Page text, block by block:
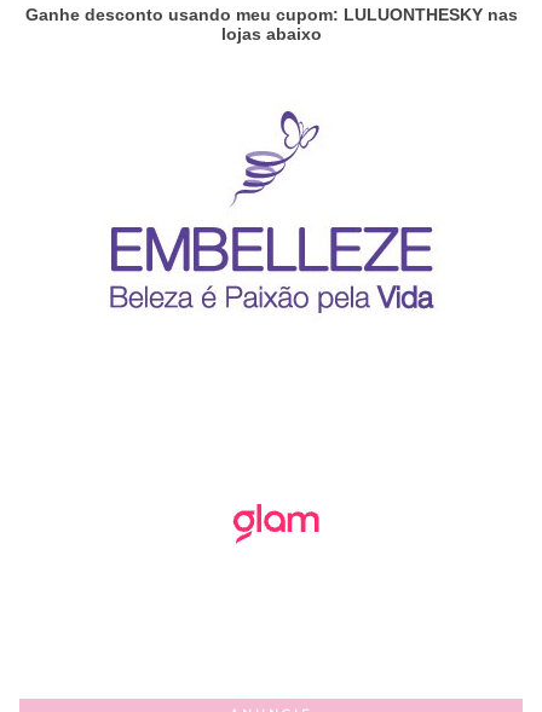
Ganhe desconto usando meu cupom: LULUONTHESKY nas
lojas abaixo